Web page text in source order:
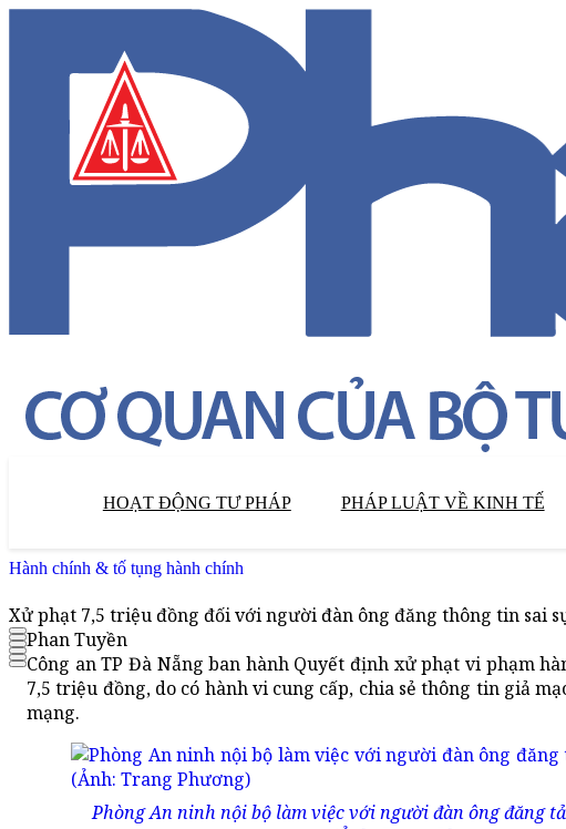
HOẠT ĐỘNG TƯ PHÁP PHÁP LUẬT VỀ KINH TẾ
Hành chính & tố tụng hành chính
Xử phạt 7,5 triệu đồng đối với người đàn ông đăng thông tin sai
Phan Tuyền
Công an TP Đà Nẵng ban hành Quyết định xử phạt vi phạm
7,5 triệu đồng, do có hành vi cung cấp, chia sẻ thông tin giả
mạng.
Phòng An ninh nội bộ làm việc với người đàn ông đăng